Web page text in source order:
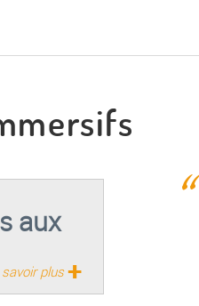
aux
savoir plus+